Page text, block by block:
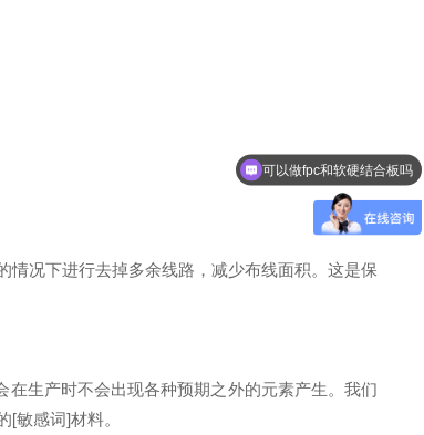
况下进行去掉多余线路，减少布线面积。这是保
生产时不会出现各种预期之外的元素产生。我们
感词]材料。
可以做fpc和软硬结合板吗